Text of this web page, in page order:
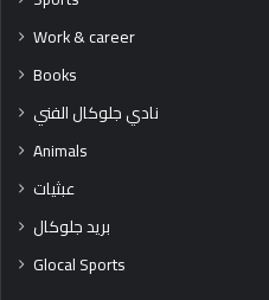
Work & career
Books
نادي جلوكال الفني
Animals
عبثيات
بريد جلوكال
Glocal Sports